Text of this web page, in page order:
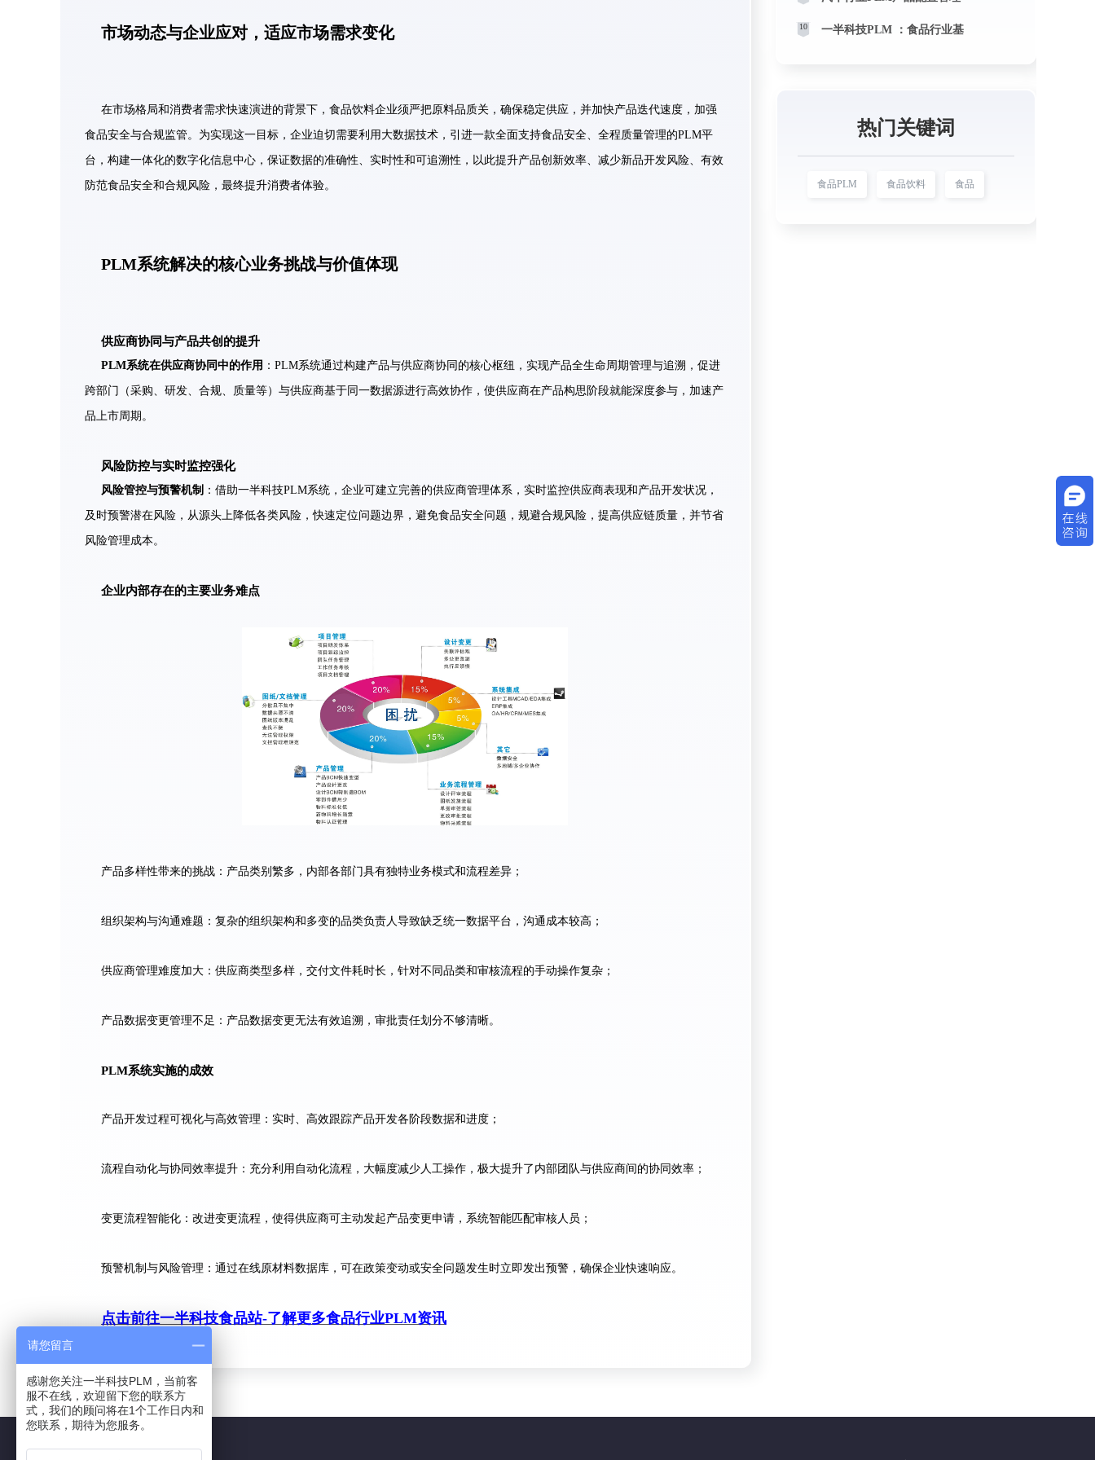
市场动态与企业应对，适应市场需求变化
在市场格局和消费者需求快速演进的背景下，食品饮料企业须严把原料品质关，确保稳定供应，并加快产品迭代速度，加强
食品安全与合规监管。为实现这一目标，企业迫切需要利用大数据技术，引进一款全面支持食品安全、全程质量管理的PLM平
台，构建一体化的数字化信息中心，保证数据的准确性、实时性和可追溯性，以此提升产品创新效率、减少新品开发风险、有效
防范食品安全和合规风险，最终提升消费者体验。
PLM系统解决的核心业务挑战与价值体现
供应商协同与产品共创的提升
PLM系统在供应商协同中的作用 ：PLM系统通过构建产品与供应商协同的核心枢纽，实现产品全生命周期管理与追溯，促进
跨部门（采购、研发、合规、质量等）与供应商基于同一数据源进行高效协作，使供应商在产品构思阶段就能深度参与，加速产
品上市周期。
风险防控与实时监控强化
风险管控与预警机制 ：借助一半科技PLM系统，企业可建立完善的供应商管理体系，实时监控供应商表现和产品开发状况，
及时预警潜在风险，从源头上降低各类风险，快速定位问题边界，避免食品安全问题，规避合规风险，提高供应链质量，并节省
风险管理成本。
企业内部存在的主要业务难点
产品多样性带来的挑战：产品类别繁多，内部各部门具有独特业务模式和流程差异；
组织架构与沟通难题：复杂的组织架构和多变的品类负责人导致缺乏统一数据平台，沟通成本较高；
供应商管理难度加大：供应商类型多样，交付文件耗时长，针对不同品类和审核流程的手动操作复杂；
产品数据变更管理不足：产品数据变更无法有效追溯，审批责任划分不够清晰。
PLM系统实施的成效
产品开发过程可视化与高效管理：实时、高效跟踪产品开发各阶段数据和进度；
流程自动化与协同效率提升：充分利用自动化流程，大幅度减少人工操作，极大提升了内部团队与供应商间的协同效率；
变更流程智能化：改进变更流程，使得供应商可主动发起产品变更申请，系统智能匹配审核人员；
预警机制与风险管理：通过在线原材料数据库，可在政策变动或安全问题发生时立即发出预警，确保企业快速响应。
点击前往一半科技食品站-了解更多食品行业PLM资讯
10 一半科技PLM ：食品行业基
热门关键词
食品PLM 食品饮料 食品
请您留言
感谢您关注一半科技PLM，当前客
服不在线，欢迎留下您的联系方
式，我们的顾问将在1个工作日内和
您联系，期待为您服务。